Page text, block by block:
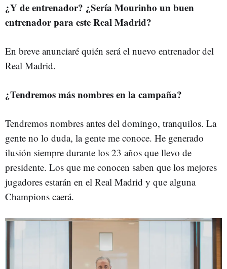
¿Y de entrenador? ¿Sería Mourinho un buen
entrenador para este Real Madrid?
En breve anunciaré quién será el nuevo entrenador del
Real Madrid.
¿Tendremos más nombres en la campaña?
Tendremos nombres antes del domingo, tranquilos. La
gente no lo duda, la gente me conoce. He generado
ilusión siempre durante los 23 años que llevo de
presidente. Los que me conocen saben que los mejores
jugadores estarán en el Real Madrid y que alguna
Champions caerá.